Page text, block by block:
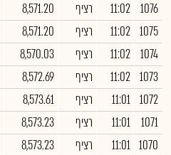
1076
11:02 רציף 8,571.20
1075
11:02 רציף 8,571.20
1074
11:02 רציף 8,570.03
1073
11:02 רציף 8,572.69
1072
11:01 רציף 8,573.61
1071
11:01 רציף 8,573.23
1070
11:01 רציף 8,573.23